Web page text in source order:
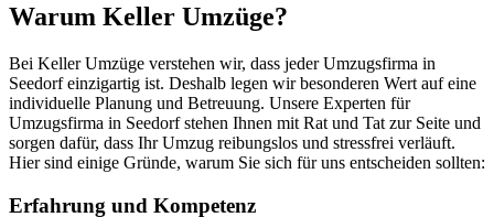
Warum Keller Umzüge?
Bei Keller Umzüge verstehen wir, dass jeder Umzugsfirma in
Seedorf einzigartig ist. Deshalb legen wir besonderen Wert auf eine
individuelle Planung und Betreuung. Unsere Experten für
Umzugsfirma in Seedorf stehen Ihnen mit Rat und Tat zur Seite und
sorgen dafür, dass Ihr Umzug reibungslos und stressfrei verläuft.
Hier sind einige Gründe, warum Sie sich für uns entscheiden sollten:
Erfahrung und Kompetenz